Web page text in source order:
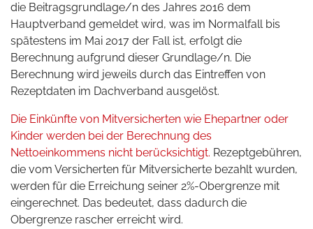
die Beitragsgrundlage/n des Jahres 2016 dem
Hauptverband gemeldet wird, was im Normalfall bis
spätestens im Mai 2017 der Fall ist, erfolgt die
Berechnung aufgrund dieser Grundlage/n. Die
Berechnung wird jeweils durch das Eintreffen von
Rezeptdaten im Dachverband ausgelöst.
Die Einkünfte von Mitversicherten wie Ehepartner oder
Kinder werden bei der Berechnung des
Nettoeinkommens nicht berücksichtigt. Rezeptgebühren,
die vom Versicherten für Mitversicherte bezahlt wurden,
werden für die Erreichung seiner 2%-Obergrenze mit
eingerechnet. Das bedeutet, dass dadurch die
Obergrenze rascher erreicht wird.